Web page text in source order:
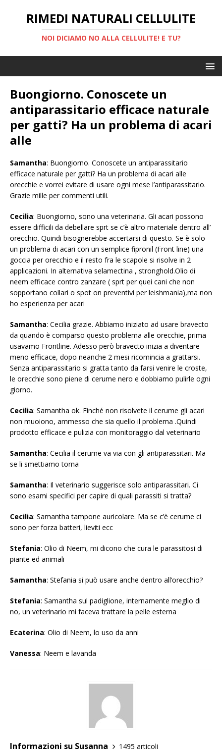
RIMEDI NATURALI CELLULITE
NOI DICIAMO NO ALLA CELLULITE! E TU?
Buongiorno. Conoscete un
antiparassitario efficace naturale
per gatti? Ha un problema di acari
alle
Samantha: Buongiorno. Conoscete un antiparassitario
efficace naturale per gatti? Ha un problema di acari alle
orecchie e vorrei evitare di usare ogni mese l’antiparassitario.
Grazie mille per commenti utili.
Cecilia: Buongiorno, sono una veterinaria. Gli acari possono
essere difficili da debellare sprt se c’è altro materiale dentro all’
orecchio. Quindi bisognerebbe accertarsi di questo. Se è solo
un problema di acari con un semplice fipronil (Front line) una
goccia per orecchio e il resto fra le scapole si risolve in 2
applicazioni. In alternativa selamectina , stronghold.Olio di
neem efficace contro zanzare ( sprt per quei cani che non
sopportano collari o spot on preventivi per leishmania),ma non
ho esperienza per acari
Samantha: Cecilia grazie. Abbiamo iniziato ad usare bravecto
da quando è comparso questo problema alle orecchie, prima
usavamo Frontline. Adesso però bravecto inizia a diventare
meno efficace, dopo neanche 2 mesi ricomincia a grattarsi.
Senza antiparassitario si gratta tanto da farsi venire le croste,
le orecchie sono piene di cerume nero e dobbiamo pulirle ogni
giorno.
Cecilia: Samantha ok. Finché non risolvete il cerume gli acari
non muoiono, ammesso che sia quello il problema .Quindi
prodotto efficace e pulizia con monitoraggio dal veterinario
Samantha: Cecilia il cerume va via con gli antiparassitari. Ma
se li smettiamo torna
Samantha: Il veterinario suggerisce solo antiparassitari. Ci
sono esami specifici per capire di quali parassiti si tratta?
Cecilia: Samantha tampone auricolare. Ma se c’è cerume ci
sono per forza batteri, lieviti ecc
Stefania: Olio di Neem, mi dicono che cura le parassitosi di
piante ed animali
Samantha: Stefania si può usare anche dentro all’orecchio?
Stefania: Samantha sul padiglione, internamente meglio di
no, un veterinario mi faceva trattare la pelle esterna
Ecaterina: Olio di Neem, lo uso da anni
Vanessa: Neem e lavanda
Informazioni su Susanna
1495 articoli